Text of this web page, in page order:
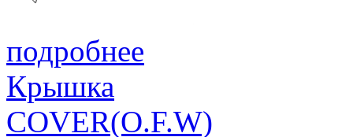
подробнее
Крышка
COVER(O.F.W)